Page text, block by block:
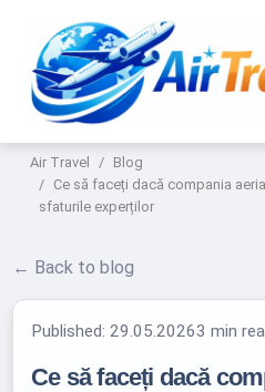
Air Travel
Blog
Ce să faceți dacă compania
sfaturile experților
← Back to blog
Published:29.05.20263 min
Ce să faceți dacă